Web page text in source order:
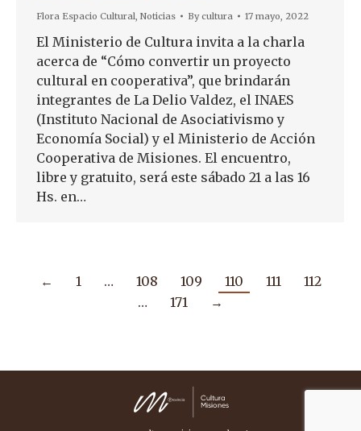
Flora Espacio Cultural, Noticias Bycultura 17 mayo, 2022
El Ministerio de Cultura invita a la charla
acerca de “Cómo convertir un proyecto
cultural en cooperativa”, que brindarán
integrantes de La Delio Valdez, el INAES
(Instituto Nacional de Asociativismo y
Economía Social) y el Ministerio de Acción
Cooperativa de Misiones. El encuentro,
libre y gratuito, será este sábado 21 a las 16
Hs. en…
← 1 … 108 109 110 111
112
…
171 →